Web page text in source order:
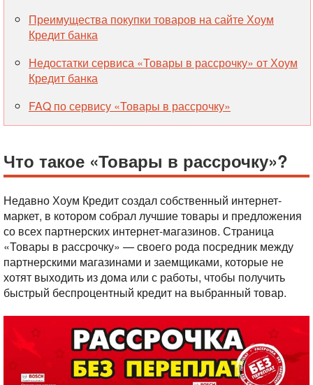
Преимущества покупки товаров на сайте Хоум
Кредит банка
Недостатки сервиса «Товары в рассрочку» от Хоум
Кредит банка
FAQ по сервису «Товары в рассрочку»
Что такое «Товары в рассрочку»?
Недавно Хоум Кредит создал собственный интернет-
маркет, в котором собрал лучшие товары и предложения
со всех партнерских интернет-магазинов. Страница
«Товары в рассрочку» — своего рода посредник между
партнерскими магазинами и заемщиками, которые не
хотят выходить из дома или с работы, чтобы получить
быстрый беспроцентный кредит на выбранный товар.